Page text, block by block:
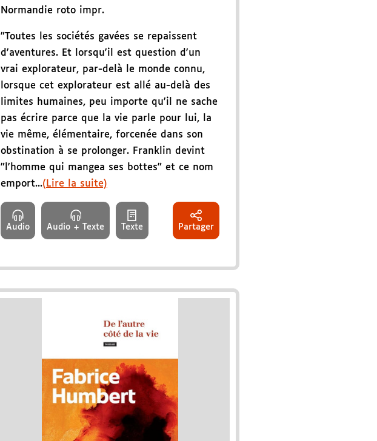
Normandie roto impr.
"Toutes les sociétés gavées se repaissent
d'aventures. Et lorsqu'il est question d'un
vrai explorateur, par-delà le monde connu,
lorsque cet explorateur est allé au-delà des
limites humaines, peu importe qu'il ne sache
pas écrire parce que la vie parle pour lui, la
vie même, élémentaire, forcenée dans son
obstination à se prolonger. Franklin devint
"l'homme qui mangea ses bottes" et ce nom
emport...(Lire la suite)
Audio Audio + Texte Texte Partager